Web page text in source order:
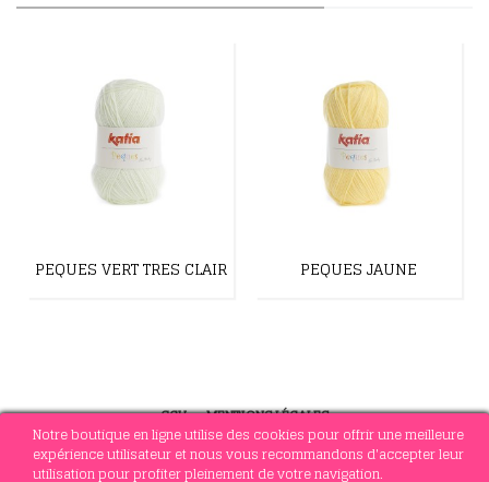
Notre boutique en ligne utilise des cookies pour offrir une meilleure
expérience utilisateur et nous vous recommandons d'accepter leur
utilisation pour profiter pleinement de votre navigation.
PEQUES VERT TRES CLAIR PEQUES JAUNE
CGV-MENTIONS LÉGALES